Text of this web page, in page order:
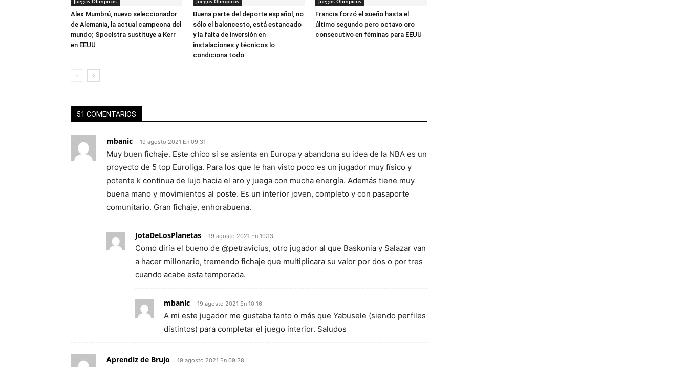
Alex Mumbrú, nuevo seleccionador
de Alemania, la actual campeona del
mundo; Spoelstra sustituye a Kerr
en EEUU
Buena parte del deporte español, no
sólo el baloncesto, está estancado
y la falta de inversión en
instalaciones y técnicos lo
condiciona todo
Francia forzó el sueño hasta el
último segundo pero octavo oro
consecutivo en féminas para EEUU
51 COMENTARIOS
mbanic 19 agosto 2021 En 09:31
Muy buen fichaje. Este chico si se asienta en Europa y abandona su idea de la NBA es un
proyecto de 5 top Euroliga. Para los que le han visto poco es un jugador muy físico y
potente k continua de lujo hacia el aro y juega con mucha energía. Además tiene muy
buena mano y movimientos al poste. Es un interior joven, completo y con pasaporte
comunitario. Gran fichaje, enhorabuena.
JotaDeLosPlanetas 19 agosto 2021 En 10:13
Como diría el bueno de @petravicius, otro jugador al que Baskonia y Salazar van
a hacer millonario, tremendo fichaje que multiplicara su valor por dos o por tres
cuando acabe esta temporada.
mbanic 19 agosto 2021 En 10:16
A mi este jugador me gustaba tanto o más que Yabusele (siendo perfiles
distintos) para completar el juego interior. Saludos
Aprendiz de Brujo 19 agosto 2021 En 09:38